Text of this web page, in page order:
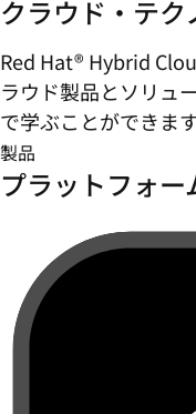
クラウド・テ
Red Hat® Hybrid
ラウド製品とソリュ
で学ぶことができます
製品
プラットフォー